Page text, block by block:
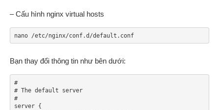
– Cấu hình nginx virtual hosts
nano /etc/nginx/conf.d/default.conf
Bạn thay đổi thông tin như bên dưới:
#
# The default server
#
server {